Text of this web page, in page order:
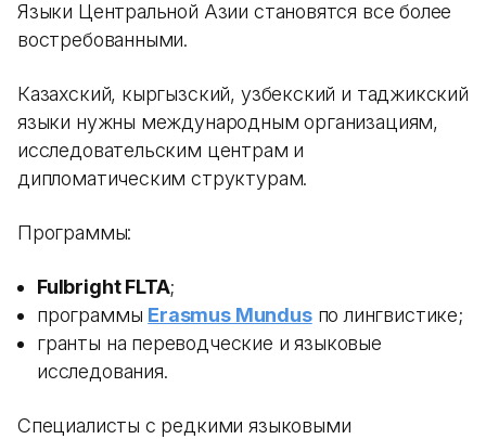
Языки Центральной Азии становятся все более
востребованными.
Казахский, кыргызский, узбекский и таджикский
языки нужны международным организациям,
исследовательским центрам и
дипломатическим структурам.
Программы:
Fulbright FLTA;
программы Erasmus Mundusпо лингвистике;
гранты на переводческие и языковые
исследования.
Специалисты с редкими языковыми